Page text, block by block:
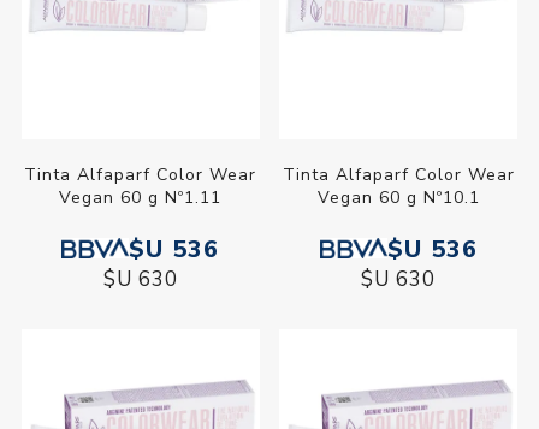
Tinta Alfaparf Color Wear
Vegan 60 g Nº1.11
$U 536
$U 630
Tinta Alfaparf Color Wear
Vegan 60 g Nº10.1
$U 536
$U 630